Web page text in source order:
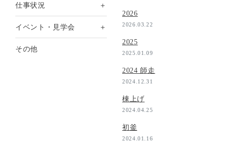
仕事状況 ＋
イベント・見学会 ＋
その他
2026
2026.03.22
2025
2025.01.09
2024 師走
2024.12.31
棟上げ
2024.04.25
初釜
2024.01.16